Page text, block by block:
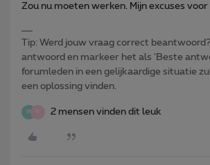
Zou nu moeten werken. Mijn excuses voor
Tip: Werd jouw vraag correct beantwoord?
antwoord en markeer het als 'Beste
forumleden in een gelijkaardige situatie
een oplossing vinden.
W 2 mensen vinden dit leuk